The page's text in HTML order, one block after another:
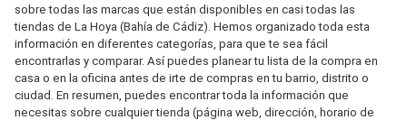
sobre todas las marcas que están disponibles en casi todas las
tiendas de La Hoya (Bahía de Cádiz). Hemos organizado toda esta
información en diferentes categorías, para que te sea fácil
encontrarlas y comparar. Así puedes planear tu lista de la compra en
casa o en la oficina antes de irte de compras en tu barrio, distrito o
ciudad. En resumen, puedes encontrar toda la información que
necesitas sobre cualquier tienda (página web, dirección, horario de